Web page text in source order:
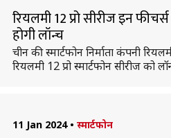
रियलमी 12 प्रो सीरीज इन
होगी लॉन्च
चीन की स्मार्टफोन निर्माता कंपनी
रियलमी 12 प्रो स्मार्टफोन सीरीज को
11 Jan 2024 • स्मार्टफोन